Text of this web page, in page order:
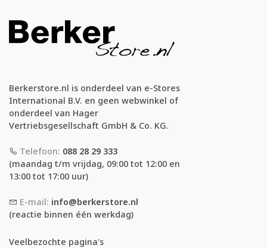
Berkerstore.nl is onderdeel van e-Stores
International B.V. en geen webwinkel of
onderdeel van Hager
Vertriebsgesellschaft GmbH & Co. KG.
Telefoon: 088 28 29 333
(maandag t/m vrijdag, 09:00 tot 12:00 en
13:00 tot 17:00 uur)
E-mail: info@berkerstore.nl
(reactie binnen één werkdag)
Veelbezochte pagina's